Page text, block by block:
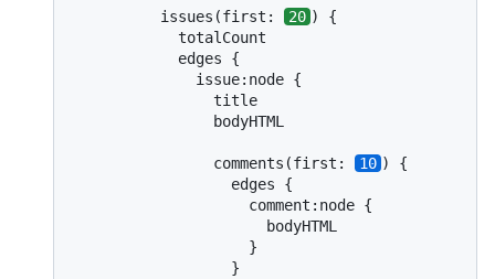
          issues(first:
20 ) {
            totalCount
            edges {
              issue:node {
                title
                bodyHTML
                comments(first:
10 ) {
                  edges {
                    comment:node {
                      bodyHTML
                    }
                  }